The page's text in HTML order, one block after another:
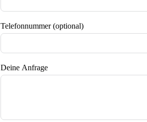
Telefonnummer (optional)
Deine Anfrage